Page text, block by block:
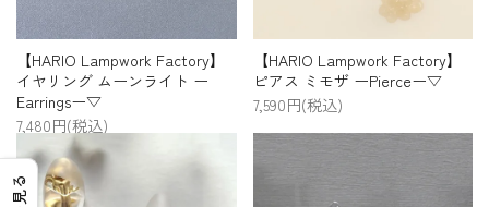
【HARIO Lampwork Factory】
イヤリング ムーンライト ー
Earringsー▽
7,480円(税込)
【HARIO Lampwork Factory】
ピアス ミモザ ーPierceー▽
7,590円(税込)